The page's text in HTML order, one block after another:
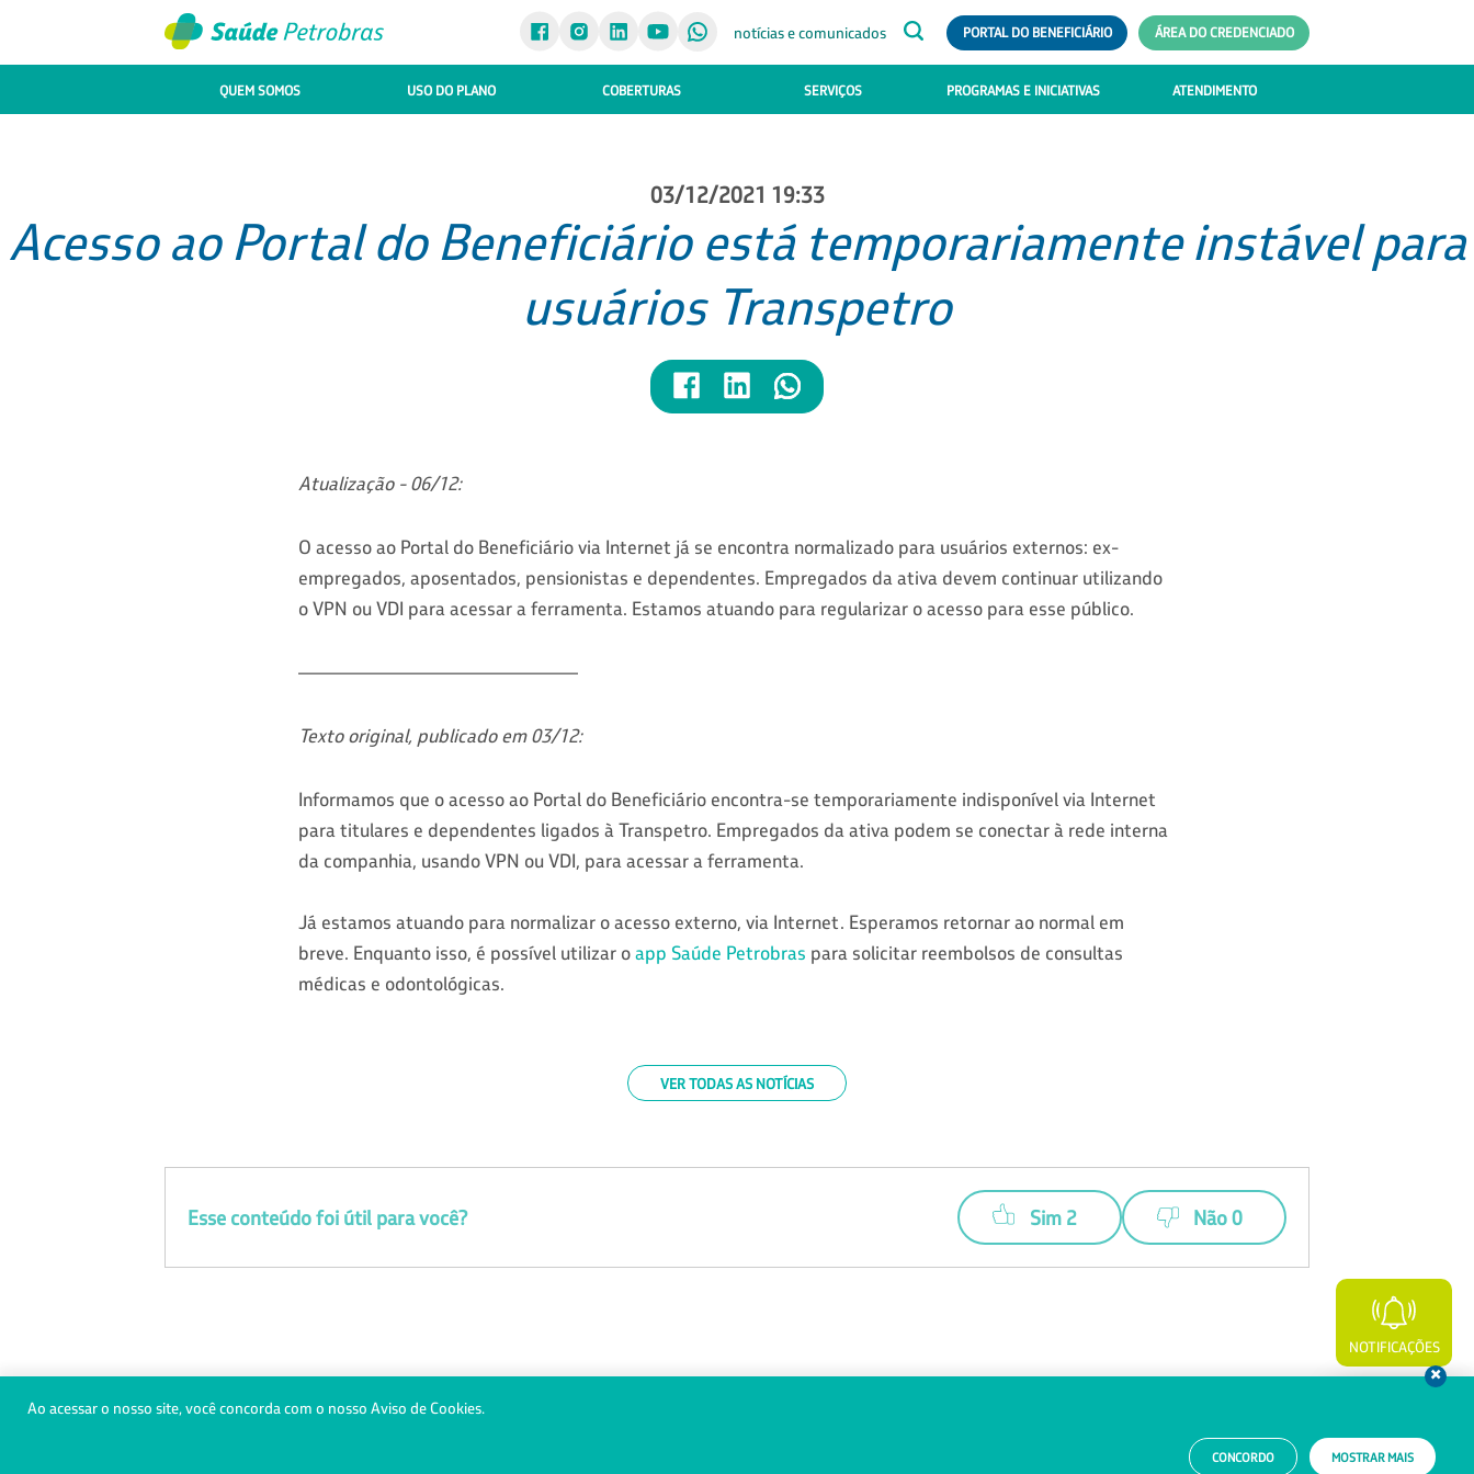
notícias e comunicados PORTAL DO BENEFICIÁRIO ÁREA DO CREDENCIADO
QUEM SOMOS USO DO PLANO COBERTURAS SERVIÇOS PROGRAMAS E INICIATIVAS ATENDIMENTO
03/12/2021 19:33
Acesso ao Portal do Beneficiário está temporariamente instável para
usuários Transpetro
Atualização - 06/12:
O acesso ao Portal do Beneficiário via Internet já se encontra normalizado para usuários externos: ex-
empregados, aposentados, pensionistas e dependentes. Empregados da ativa devem continuar utilizando
o VPN ou VDI para acessar a ferramenta. Estamos atuando para regularizar o acesso para esse público.
---------------------------------------------
Texto original, publicado em 03/12:
Informamos que o acesso ao Portal do Beneficiário encontra-se temporariamente indisponível via Internet
para titulares e dependentes ligados à Transpetro. Empregados da ativa podem se conectar à rede interna
da companhia, usando VPN ou VDI, para acessar a ferramenta.
Já estamos atuando para normalizar o acesso externo, via Internet. Esperamos retornar ao normal em
breve. Enquanto isso, é possível utilizar oapp Saúde Petrobras para solicitar reembolsos de consultas
médicas e odontológicas.
VER TODAS AS NOTÍCIAS
Esse conteúdo foi útil para você? Sim 2 Não 0
Relatório Transparência Salarial MTE
Ao acessar o nosso site, você concorda com o nosso Aviso de Cookies.
CONCORDO MOSTRAR MAIS
WHATSAPP
NOTIFICAÇÕES